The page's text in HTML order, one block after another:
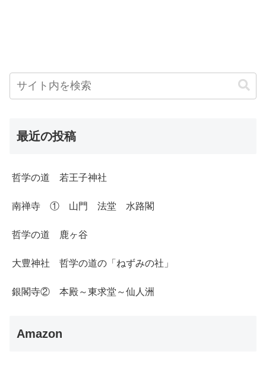
最近の投稿
哲学の道 若王子神社
南禅寺 ① 山門 法堂 水路閣
哲学の道 鹿ヶ谷
大豊神社 哲学の道の「ねずみの社」
銀閣寺② 本殿～東求堂～仙人洲
Amazon